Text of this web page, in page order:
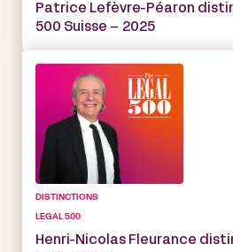
Patrice Lefèvre-Péaron
500 Suisse – 2025
DISTINCTIONS
LEGAL 500
Henri-Nicolas Fleurance